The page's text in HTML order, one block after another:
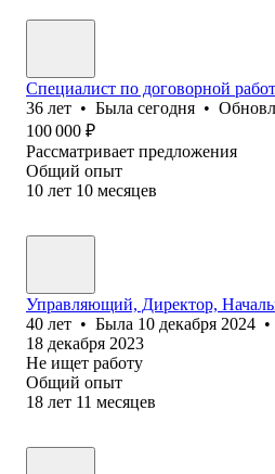
Специалист по договорной
36 лет • Была сегодня •
100 000 ₽
Рассматривает предложения
Общий опыт
10 лет 10 месяцев
Управляющий, Директор,
40 лет • Была 10 декабря 2024 •
18 декабря 2023
Не ищет работу
Общий опыт
18 лет 11 месяцев